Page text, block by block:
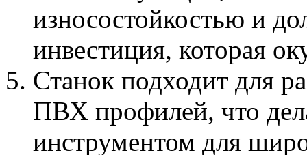
износостойкостью и
инвестиция, которая
Станок подходит для
ПВХ профилей, что
инструментом для